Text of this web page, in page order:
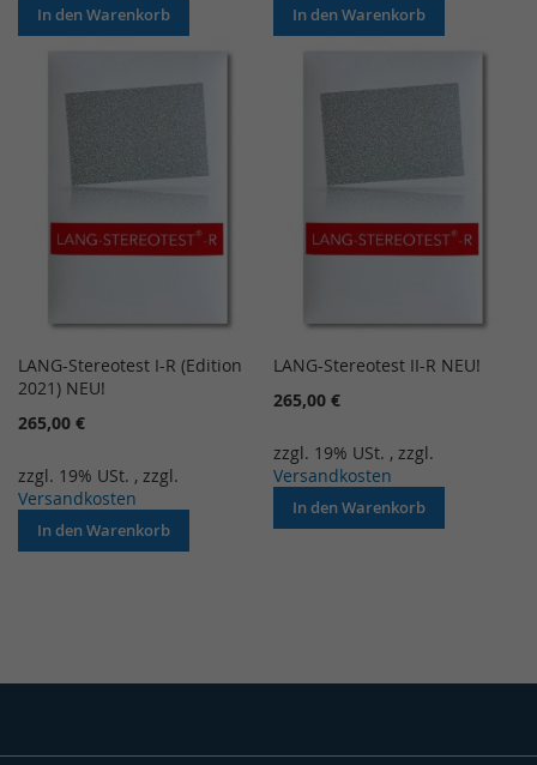
In den Warenkorb In den Warenkorb
LANG-Stereotest I-R (Edition
2021) NEU!
265,00 €
zzgl. 19% USt. , zzgl.
Versandkosten
In den Warenkorb
LANG-Stereotest II-R NEU!
265,00 €
zzgl. 19% USt. , zzgl.
Versandkosten
In den Warenkorb